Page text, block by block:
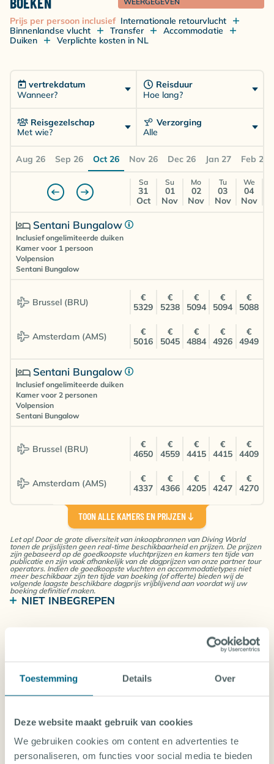
Toestemming Details Over
Deze website maakt gebruik van cookies
We gebruiken cookies om content en advertenties te
personaliseren, om functies voor social media te bieden
Prijs per persoon inclusief Internationale retourvlucht
Binnenlandse vlucht
Transfer
Accommodatie
Duiken
Verplichte kosten in NL
vertrekdatum
Wanneer?
Reisduur
Hoe lang?
Reisgezelschap
Met wie?
Verzorging
Alle
Aug 26 Sep 26 Oct 26 Nov 26 Dec 26 Jan 27 Feb 27
Sa
31
Oct
Su
01
Nov
Mo
02
Nov
Tu
03
Nov
We
04
Nov
Sentani Bungalow
Inclusief ongelimiteerde duiken
Kamer voor 1 persoon
Volpension
Sentani Bungalow
Brussel (BRU)
Amsterdam (AMS)
€
5329
€
5238
€
5094
€
5094
€
5088
€
5016
€
5045
€
4884
€
4926
€
4949
Sentani Bungalow
Inclusief ongelimiteerde duiken
Kamer voor 2 personen
Volpension
Sentani Bungalow
Brussel (BRU)
Amsterdam (AMS)
€
4650
€
4559
€
4415
€
4415
€
4409
€
4337
€
4366
€
4205
€
4247
€
4270
Kaimana Bungalow
Inclusief ongelimiteerde duiken
Kamer voor 1 persoon
Volpension
Kaimana Bungalow
Brussel (BRU)
Amsterdam (AMS)
€
€
€
€
5308
5331
Inclusief ongelimiteerde duiken
Volpension
Brussel (BRU)
€
4897
€
4806
€
4662
€
4662
TOON ALLE KAMERS EN PRIJZEN
Let op! Door de grote diversiteit van inkoopbronnen van Diving World
tonen de prijslijsten geen real-time beschikbaarheid en prijzen. De prijzen
zijn gebaseerd op de goedkoopste vluchtprijzen en kamers ten tijde van
publicatie en zijn vaak afhankelijk van de dagprijzen van onze partner tour
operators. Indien de goedkoopste vluchten en accommodatietypes niet
meer beschikbaar zijn ten tijde van boeking (of offerte) bieden wij de
volgende laagste beschikbare dagprijs vrijblijvend aan voordat wij uw
boeking definitief maken.
NIET INBEGREPEN
Visumkosten IDR 500.000 (ca. €35) p.p. (bij
aankomst in luchthaven)
Fooien en andere persoonlijke uitgaven
Tijdens het boeken kan je een duikexcursie(s)
toevoegen aan jouw vakantie.
Oct 26
Sa Su Mo Tu We